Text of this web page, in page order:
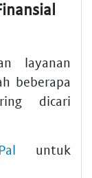
layanan
beberapa
dicari
untuk